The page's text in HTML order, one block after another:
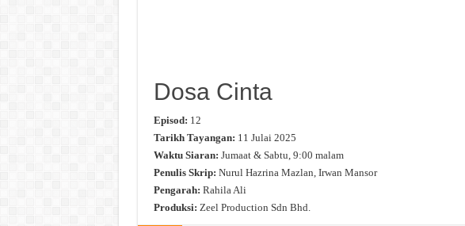
Dosa Cinta
Episod: 12
Tarikh Tayangan: 11 Julai 2025
Waktu Siaran: Jumaat & Sabtu, 9:00 malam
Penulis Skrip: Nurul Hazrina Mazlan, Irwan Mansor
Pengarah: Rahila Ali
Produksi: Zeel Production Sdn Bhd.